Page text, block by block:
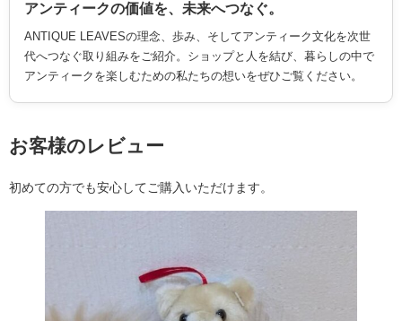
アンティークの価値を、未来へつなぐ。
ANTIQUE LEAVESの理念、歩み、そしてアンティーク文化を次世
代へつなぐ取り組みをご紹介。ショップと人を結び、暮らしの中で
アンティークを楽しむための私たちの想いをぜひご覧ください。
お客様のレビュー
初めての方でも安心してご購入いただけます。